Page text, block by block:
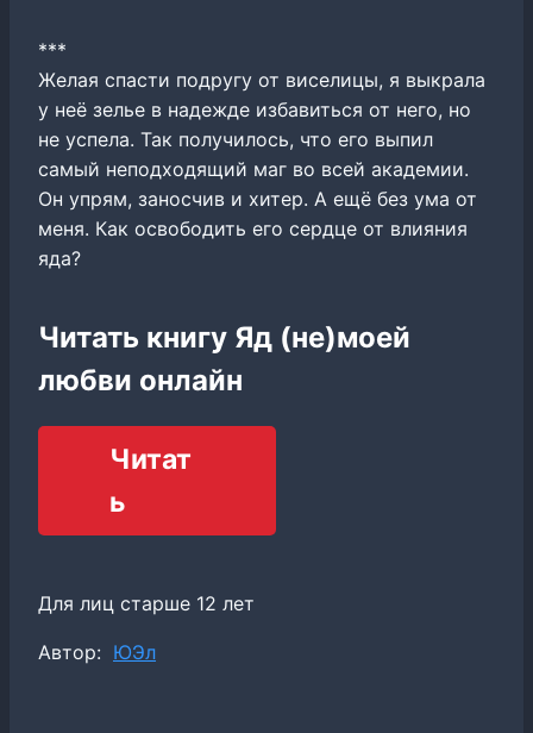
***
Желая спасти подругу от виселицы, я выкрала
у неё зелье в надежде избавиться от него, но
не успела. Так получилось, что его выпил
самый неподходящий маг во всей академии.
Он упрям, заносчив и хитер. А ещё без ума от
меня. Как освободить его сердце от влияния
яда?
Читать книгу Яд (не)моей
любви онлайн
Читат
ь
Для лиц старше 12 лет
Метки
Автор: ЮЭл